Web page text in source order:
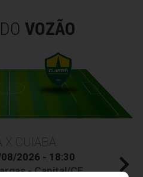
VOZÃO
X CUIABÁ
2026 - 18:30
- Capital/CE